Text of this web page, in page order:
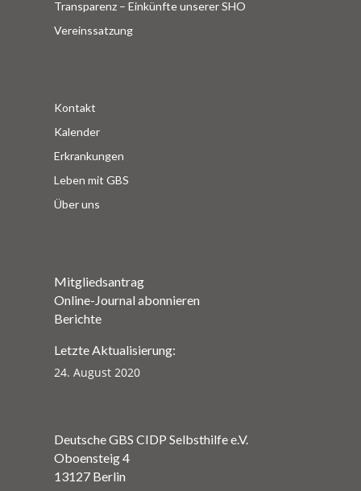
Transparenz – Einkünfte unserer SHO
Vereinssatzung
Kontakt
Kalender
Erkrankungen
Leben mit GBS
Über uns
Mitgliedsantrag
Online-Journal abonnieren
Berichte
Letzte Aktualisierung:
24. August 2020
Deutsche GBS CIDP Selbsthilfe e.V.
Oboensteig 4
13127 Berlin